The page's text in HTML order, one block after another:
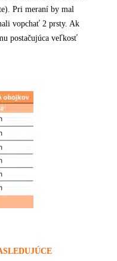
Pri meraní by mal
vopchať 2 prsty. Ak
postačujúca veľkosť